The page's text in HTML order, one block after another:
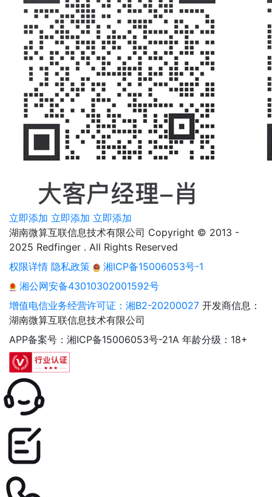
立即添加 立即添加 立即添加
湖南微算互联信息技术有限公司 Copyright © 2013 -
2025 Redfinger . All Rights Reserved
权限详情 隐私政策
湘ICP备15006053号-1
湘公网安备43010302001592号
增值电信业务经营许可证：湘B2-20200027 开发商信息：
湖南微算互联信息技术有限公司
APP备案号：湘ICP备15006053号-21A 年龄分级：18+